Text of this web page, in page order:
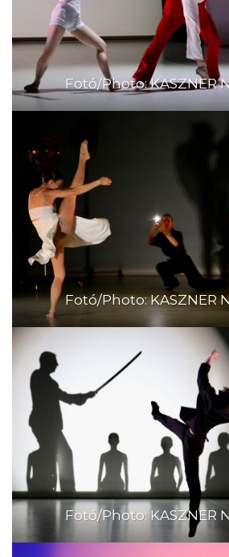
Fotó/Photo: KASZNER
Fotó/Photo: KASZNER
Fotó/Photo: KASZNER